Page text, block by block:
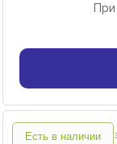
При
Есть в наличии